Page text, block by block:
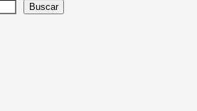
Buscar